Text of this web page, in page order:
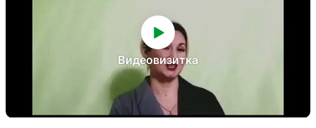
Видеовизитка